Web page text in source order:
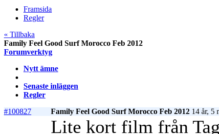
Framsida
Regler
« Tillbaka
Family Feel Good Surf Morocco Feb 2012
Forumverktyg
Nytt ämne
Senaste inläggen
Regler
#100827
Family Feel Good Surf Morocco Feb 2012 14 år, 5
Lite kort film från